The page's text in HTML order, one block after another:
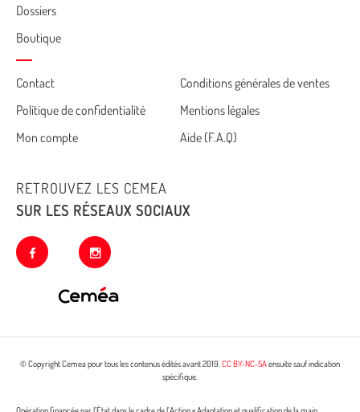
Dossiers
Boutique
Cemea
footer
Contact
Conditions générales de ventes
Politique de confidentialité
Mentions légales
Mon compte
Aide (F.A.Q)
RETROUVEZ LES CEMEA
SUR LES RÉSEAUX SOCIAUX
facebook instagram
© Copyright Cemea pour tous les contenus édités avant 2019.CC BY-NC-SAensuite sauf indication
spécifique.